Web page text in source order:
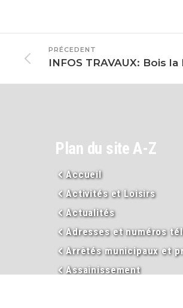
PRÉCEDENT
INFOS TRAVAUX: Bois
Plan du site A-Z
Accueil
Activités et Loisirs
Actualités
Adresses et numéros
Arrêtés municipaux et
Assainissement